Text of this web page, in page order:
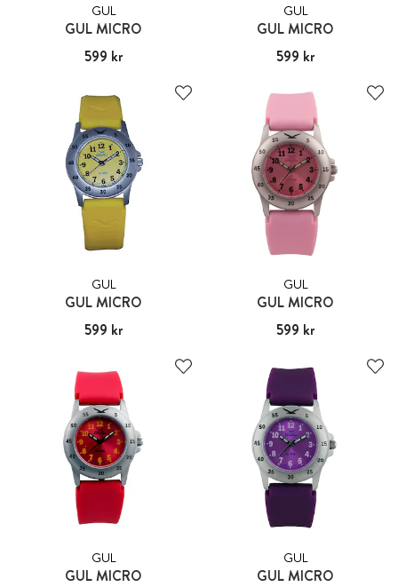
GUL
GUL MICRO
Pris:599 kr
599 kr
GUL
GUL MICRO
Pris:599 kr
599 kr
GUL
GUL MICRO
Pris:599 kr
599 kr
GUL
GUL MICRO
Pris:599 kr
599 kr
GUL
GUL MICRO
GUL
GUL MICRO